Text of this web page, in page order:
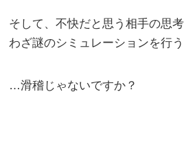
そして、不快だと思う相手の思
わざ謎のシミュレーションを行う
…滑稽じゃないですか？